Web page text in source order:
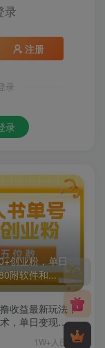
录
注册
录
录
创业粉，单日
附软件和...
收益最新玩法，
，单日变现
附赠全套技术资料
1W+人已阅读